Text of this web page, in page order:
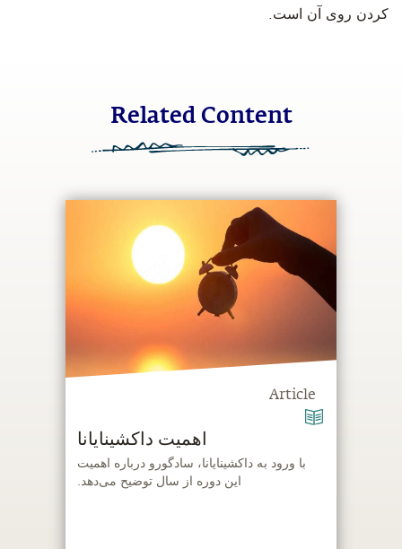
کردن روی آن است.
Related Content
Article
اهمیت داکشینایانا
‫با ورود به داکشینایانا، سادگورو درباره اهمیت
این دوره از سال توضیح می‌دهد.